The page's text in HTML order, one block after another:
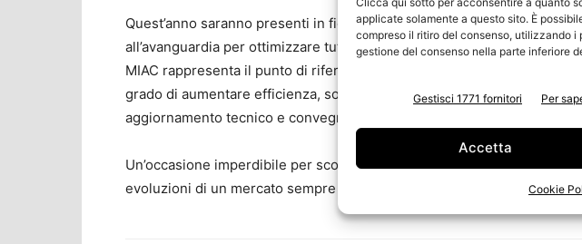
applicate solamente a questo sito. È
compreso il ritiro del consenso, utilizzando
gestione del consenso nella parte inferiore
Gestisci 1771 fornitori Per
Accetta
Cookie
Quest’anno saranno presenti in fiera 250 espositori internazionali,
all’avanguardia per ottimizzare tutte le fasi del ciclo produttivo e di
MIAC rappresenta il punto di riferimento per aziende e professionisti
grado di aumentare efficienza, sostenibilità e qualità dei prodotti. Non
aggiornamento tecnico e convegni dedicati alle ultime tendenze del
Un’occasione imperdibile per scoprire innovazioni, stringere nuovi
evoluzioni di un mercato sempre più competitivo e orientato alla